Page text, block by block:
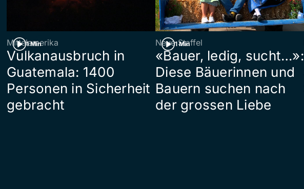
1 Min
Mittelamerika
Vulkanausbruch in
Guatemala: 1400
Personen in Sicherheit
gebracht
1 Min
Neue Staffel
«Bauer, ledig, sucht…»:
Diese Bäuerinnen und
Bauern suchen nach
der grossen Liebe